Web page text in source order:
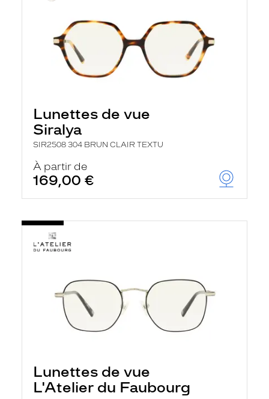
Lunettes de vue
Siralya
SIR2508 304 BRUN CLAIR TEXTU
À partir de
169,00 €
Lunettes de vue
L'Atelier du Faubourg